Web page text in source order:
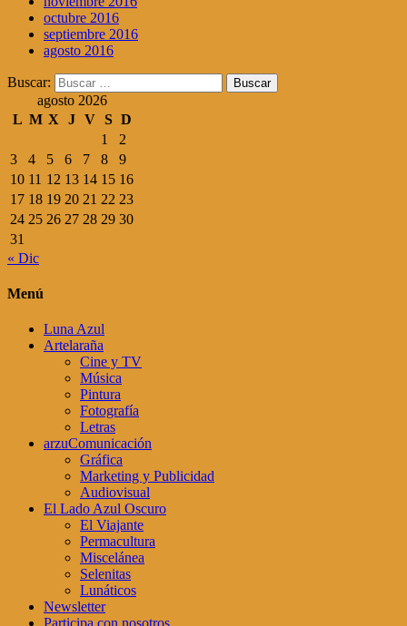
octubre 2016
septiembre 2016
agosto 2016
Buscar:
agosto 2026
L M X J V S D
1
2
3
4 5 6 7 8
9
10 11 12 13 14 15 16
17 18 19 20 21 22 23
24 25 26 27 28 29 30
31
« Dic
Menú
Luna Azul
Artelaraña
Cine y TV
Música
Pintura
Fotografía
Letras
arzuComunicación
Gráfica
Marketing y Publicidad
Audiovisual
El Lado Azul Oscuro
El Viajante
Permacultura
Miscelánea
Selenitas
Lunáticos
Newsletter